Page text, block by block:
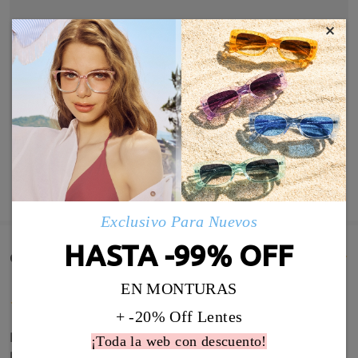
MOSTRAR MÁS
Comentarios de Clientes(86)
Preciosas aunque el blanco de la montura es un
poco translúcido. Las patillas son bastante
×
Exclusivo Para Nuevos
HASTA -99% OFF
EN MONTURAS
+ -20% Off Lentes
¡Toda la web con descuento!